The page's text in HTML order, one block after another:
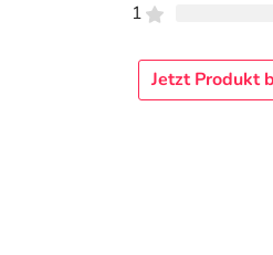
1
Jetzt Produkt